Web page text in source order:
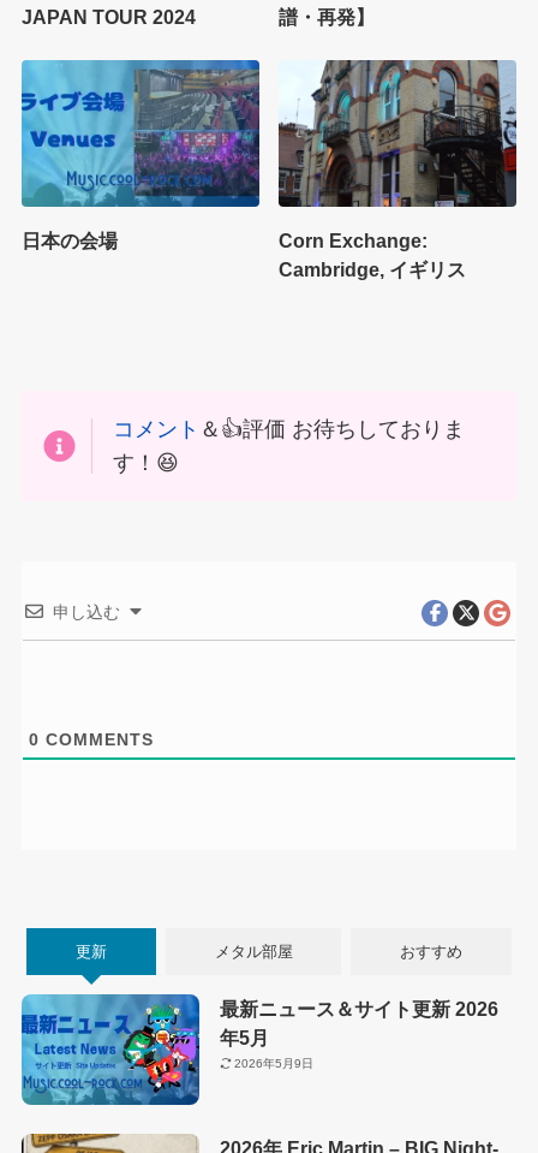
JAPAN TOUR 2024
譜・再発】
日本の会場
Corn Exchange:
Cambridge, イギリス
コメント ＆👍評価 お待ちしておりま
す！😆
申し込む
0 COMMENTS
更新 メタル部屋 おすすめ
最新ニュース＆サイト更新 2026
年5月
2026年5月9日
2026年 Eric Martin – BIG Night-